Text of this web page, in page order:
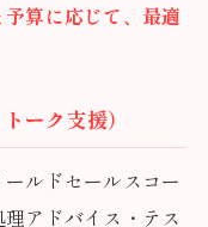
算に応じて、最適
ーク支援）
ルドセールスコー
アドバイス・テス